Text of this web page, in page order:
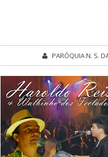
PARÓQUIA N. S.